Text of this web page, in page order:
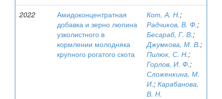
2022
Амидоконцентратная
добавка и зерно люпина
узколистного в
кормлении молодняка
крупного рогатого скота
Кот, А. Н.;
Радчиков, В. Ф.;
Бесараб, Г. В.;
Джумкова, М. В.;
Пилюк, С. Н.;
Горлов, И. Ф.;
Сложенкина, М.
И.; Карабанова,
В. Н.